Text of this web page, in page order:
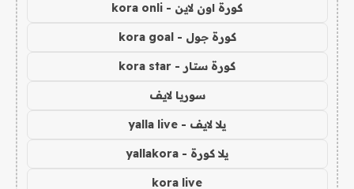
كورة اون لاين - kora onli
كورة جول - kora goal
كورة ستار - kora star
سوريا لايف
يلا لايف - yalla live
يلا كورة - yallakora
kora live